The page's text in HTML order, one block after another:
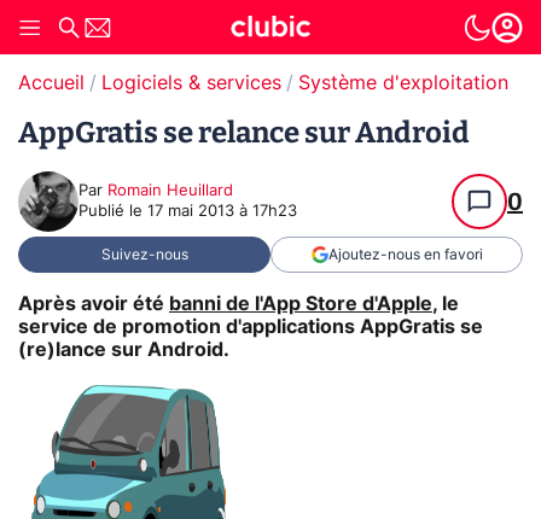
Accueil Logiciels & services Système d'exploitation
AppGratis se relance sur Android
Par Romain Heuillard
Publié le 17 mai 2013 à 17h23 0
Suivez-nous Ajoutez-nous en favori
Après avoir été banni de l'App Store d'Apple, le
service de promotion d'applications AppGratis se
(re)lance sur Android.